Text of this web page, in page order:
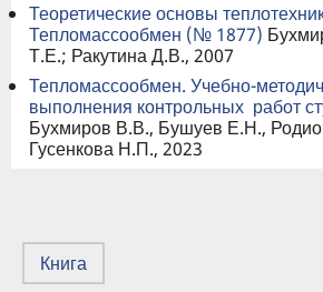
Теоретические основы
Тепломассообмен (№ 1877)
Т.Е.; Ракутина Д.В., 2007
Тепломассообмен. Учебно-
выполнения контрольных работ
Бухмиров В.В., Бушуев Е.Н.,
Гусенкова Н.П., 2023
Книга